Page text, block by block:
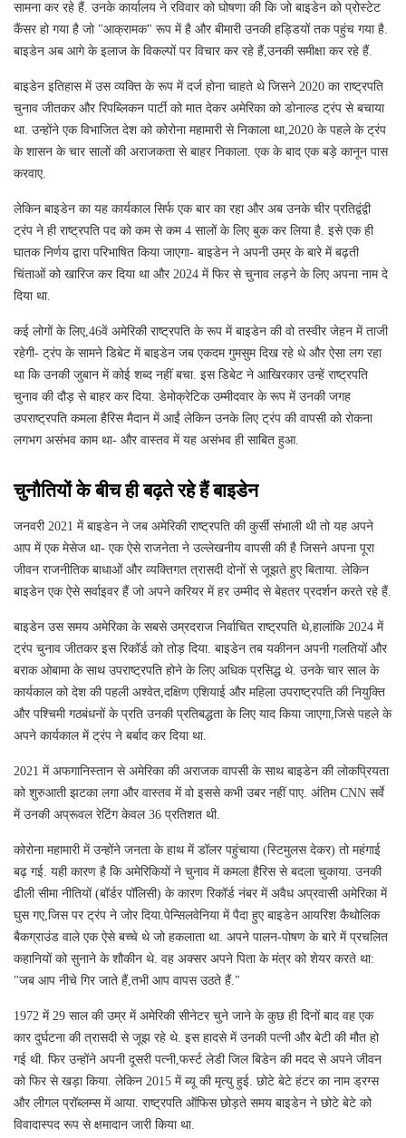
सामना कर रहे हैं. उनके कार्यालय ने रविवार को घोषणा की कि जो बाइडेन को प्रोस्टेट
कैंसर हो गया है जो "आक्रामक" रूप में है और बीमारी उनकी हड्डियों तक पहुंच गया है.
बाइडेन अब आगे के इलाज के विकल्पों पर विचार कर रहे हैं,उनकी समीक्षा कर रहे हैं.
बाइडेन इतिहास में उस व्यक्ति के रूप में दर्ज होना चाहते थे जिसने 2020 का राष्ट्रपति
चुनाव जीतकर और रिपब्लिकन पार्टी को मात देकर अमेरिका को डोनाल्ड ट्रंप से बचाया
था. उन्होंने एक विभाजित देश को कोरोना महामारी से निकाला था,2020 के पहले के ट्रंप
के शासन के चार सालों की अराजकता से बाहर निकाला. एक के बाद एक बड़े कानून पास
करवाए.
लेकिन बाइडेन का यह कार्यकाल सिर्फ एक बार का रहा और अब उनके चीर प्रतिद्वंद्वी
ट्रंप ने ही राष्ट्रपति पद को कम से कम 4 सालों के लिए बुक कर लिया है. इसे एक ही
घातक निर्णय द्वारा परिभाषित किया जाएगा- बाइडेन ने अपनी उम्र के बारे में बढ़ती
चिंताओं को खारिज कर दिया था और 2024 में फिर से चुनाव लड़ने के लिए अपना नाम दे
दिया था.
कई लोगों के लिए,46वें अमेरिकी राष्ट्रपति के रूप में बाइडेन की वो तस्वीर जेहन में ताजी
रहेगी- ट्रंप के सामने डिबेट में बाइडेन जब एकदम गुमसुम दिख रहे थे और ऐसा लग रहा
था कि उनकी जुबान में कोई शब्द नहीं बचा. इस डिबेट ने आखिरकार उन्हें राष्ट्रपति
चुनाव की दौड़ से बाहर कर दिया. डेमोक्रेटिक उम्मीदवार के रूप में उनकी जगह
उपराष्ट्रपति कमला हैरिस मैदान में आईं लेकिन उनके लिए ट्रंप की वापसी को रोकना
लगभग असंभव काम था- और वास्तव में यह असंभव ही साबित हुआ.
चुनौतियों के बीच ही बढ़ते रहे हैं बाइडेन
जनवरी 2021 में बाइडेन ने जब अमेरिकी राष्ट्रपति की कुर्सी संभाली थी तो यह अपने
आप में एक मेसेज था- एक ऐसे राजनेता ने उल्लेखनीय वापसी की है जिसने अपना पूरा
जीवन राजनीतिक बाधाओं और व्यक्तिगत त्रासदी दोनों से जूझते हुए बिताया. लेकिन
बाइडेन एक ऐसे सर्वाइवर हैं जो अपने करियर में हर उम्मीद से बेहतर प्रदर्शन करते रहे हैं.
बाइडेन उस समय अमेरिका के सबसे उम्रदराज निर्वाचित राष्ट्रपति थे,हालांकि 2024 में
ट्रंप चुनाव जीतकर इस रिकॉर्ड को तोड़ दिया. बाइडेन तब यकीनन अपनी गलतियों और
बराक ओबामा के साथ उपराष्ट्रपति होने के लिए अधिक प्रसिद्ध थे. उनके चार साल के
कार्यकाल को देश की पहली अश्वेत,दक्षिण एशियाई और महिला उपराष्ट्रपति की नियुक्ति
और पश्चिमी गठबंधनों के प्रति उनकी प्रतिबद्धता के लिए याद किया जाएगा,जिसे पहले के
अपने कार्यकाल में ट्रंप ने बर्बाद कर दिया था.
2021 में अफगानिस्तान से अमेरिका की अराजक वापसी के साथ बाइडेन की लोकप्रियता
को शुरुआती झटका लगा और वास्तव में वो इससे कभी उबर नहीं पाए. अंतिम CNN सर्वे
में उनकी अप्रूवल रेटिंग केवल 36 प्रतिशत थी.
कोरोना महामारी में उन्होंने जनता के हाथ में डॉलर पहुंचाया (स्टिमुलस देकर) तो महंगाई
बढ़ गई. यही कारण है कि अमेरिकियों ने चुनाव में कमला हैरिस से बदला चुकाया. उनकी
ढीली सीमा नीतियों (बॉर्डर पॉलिसी) के कारण रिकॉर्ड नंबर में अवैध अप्रवासी अमेरिका में
घुस गए,जिस पर ट्रंप ने जोर दिया.पेन्सिलवेनिया में पैदा हुए बाइडेन आयरिश कैथोलिक
बैकग्राउंड वाले एक ऐसे बच्चे थे जो हकलाता था. अपने पालन-पोषण के बारे में प्रचलित
कहानियों को सुनाने के शौकीन थे. वह अक्सर अपने पिता के मंत्र को शेयर करते था:
"जब आप नीचे गिर जाते हैं,तभी आप वापस उठते हैं."
1972 में 29 साल की उम्र में अमेरिकी सीनेटर चुने जाने के कुछ ही दिनों बाद वह एक
कार दुर्घटना की त्रासदी से जूझ रहे थे. इस हादसे में उनकी पत्नी और बेटी की मौत हो
गई थी. फिर उन्होंने अपनी दूसरी पत्नी,फर्स्ट लेडी जिल बिडेन की मदद से अपने जीवन
को फिर से खड़ा किया. लेकिन 2015 में ब्यू की मृत्यु हुई. छोटे बेटे हंटर का नाम ड्रग्स
और लीगल प्रॉब्लम्स में आया. राष्ट्रपति ऑफिस छोड़ते समय बाइडेन ने छोटे बेटे को
विवादास्पद रूप से क्षमादान जारी किया था.